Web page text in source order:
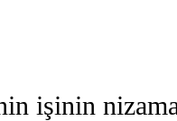
işinin